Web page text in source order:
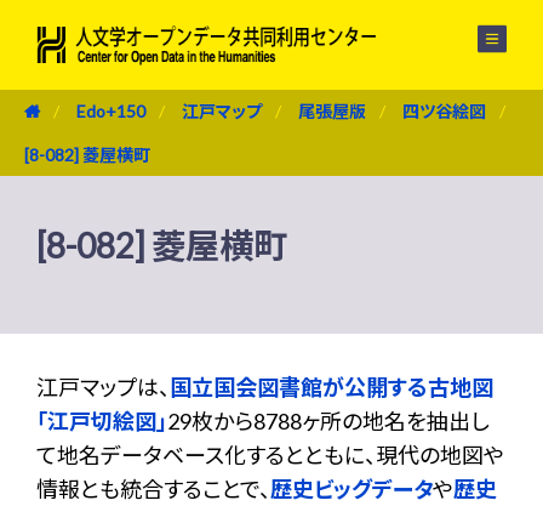
Edo+150 江戸マップ 尾張屋版 四ツ谷絵図
[8-082] 菱屋横町
[8-082] 菱屋横町
江戸マップは、 国立国会図書館が公開する古地図
「江戸切絵図」29枚から8788ヶ所の地名を抽出し
て地名データベース化するとともに、現代の地図や
情報とも統合することで、歴史ビッグデータや歴史